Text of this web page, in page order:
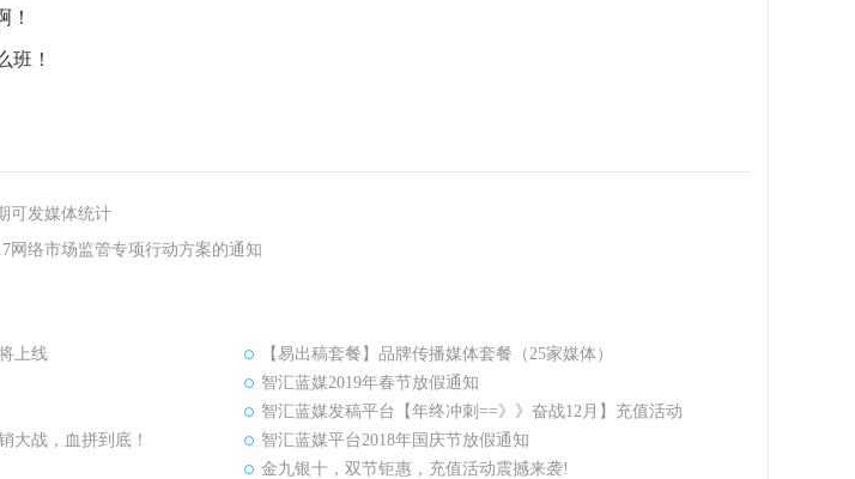
！
班！
可发媒体统计
网络市场监管专项行动方案的通知
上线
【易出稿套餐】品牌传播媒体套餐（25家媒体）
智汇蓝媒2019年春节放假通知
智汇蓝媒发稿平台【年终冲刺==》》奋战12月】充值活动
大战，血拼到底！
智汇蓝媒平台2018年国庆节放假通知
金九银十，双节钜惠，充值活动震撼来袭!